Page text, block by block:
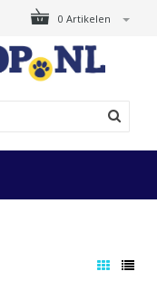
0 Artikelen